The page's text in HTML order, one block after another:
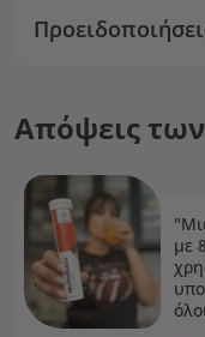
Απόψεις
με